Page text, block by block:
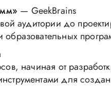
— GeekBrains
аудитории до
начиная от
для